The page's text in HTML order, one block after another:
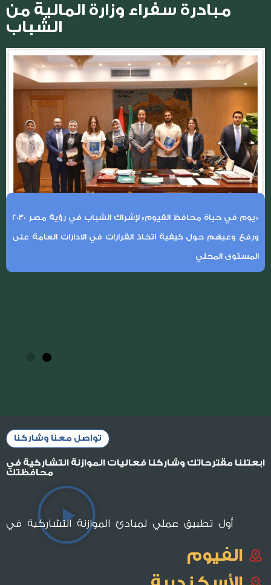
مبادرة سفراء وزارة المالية من
الشباب
«يوم في حياة محافظ الفيوم» لإشراك الشباب في رؤية مصر 2030
ورفع وعيهم حول كيفية اتخاذ القرارات في الادارات العامة على
المستوى المحلي
ابعتلنا مقترحاتك وشاركنا فعاليات الموازنة التشاركية في
محافظتك
تواصل معنا وشاركنا
أول تطبيق عملي لمبادئ الموازنة التشاركية في
الفيوم